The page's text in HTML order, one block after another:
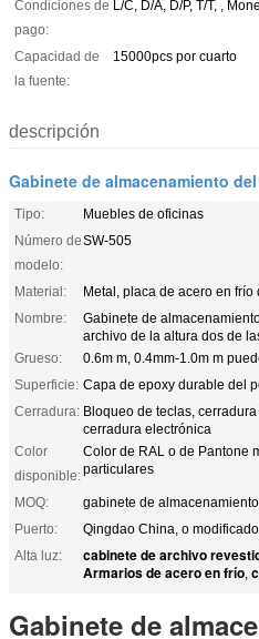
Condiciones de
pago:
L/C, D/A, D/P, T/T, ,
Capacidad de
la fuente:
15000pcs por cuarto
descripción
Gabinete de almacenamiento
Tipo:
Muebles de oficinas
Número de
modelo:
SW-505
Material:
Metal, placa de acero en frío
Nombre:
Gabinete de
archivo de la altura dos de
Grueso:
0.6m m, 0.4mm-1.0m m
Superficie: Capa de epoxy durable del
Cerradura: Bloqueo de teclas,
cerradura electrónica
Color
disponible:
Color de RAL o de Pantone
particulares
MOQ:
gabinete de
Puerto:
Qingdao China, o
Alta luz:
cabinete de archivo
Armarios de acero en frío,
Gabinete de